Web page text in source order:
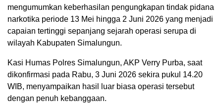
mengumumkan keberhasilan pengungkapan tindak pidana
narkotika periode 13 Mei hingga 2 Juni 2026 yang menjadi
capaian tertinggi sepanjang sejarah operasi serupa di
wilayah Kabupaten Simalungun.
Kasi Humas Polres Simalungun, AKP Verry Purba, saat
dikonfirmasi pada Rabu, 3 Juni 2026 sekira pukul 14.20
WIB, menyampaikan hasil luar biasa operasi tersebut
dengan penuh kebanggaan.